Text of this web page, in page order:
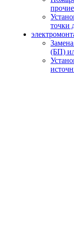
точки
(БП)